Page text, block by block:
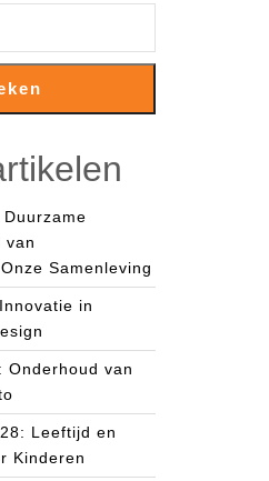
van
Samenleving
in
Onderhoud van
Leeftijd en
Kinderen